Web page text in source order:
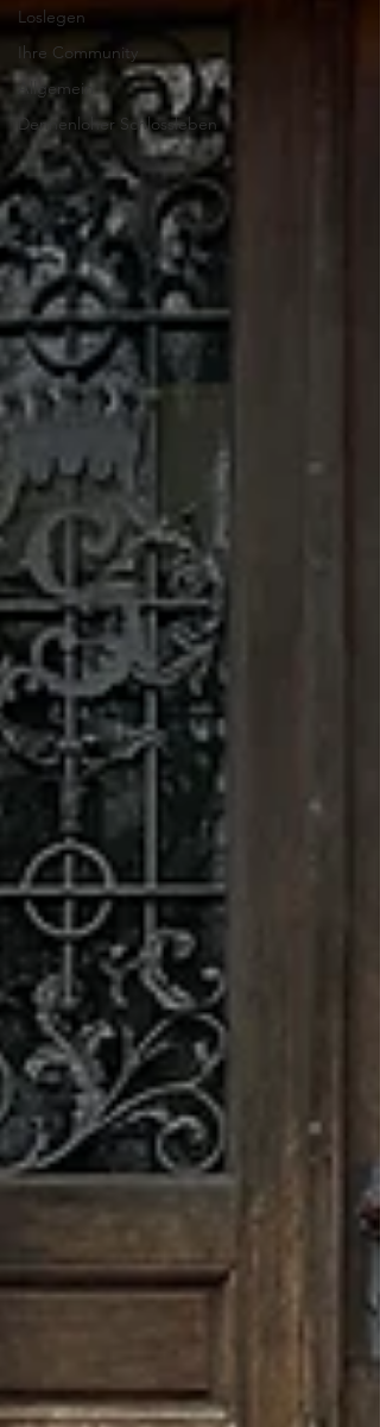
Loslegen
Ihre Community
Allgemein
Dennenloher Schlossleben